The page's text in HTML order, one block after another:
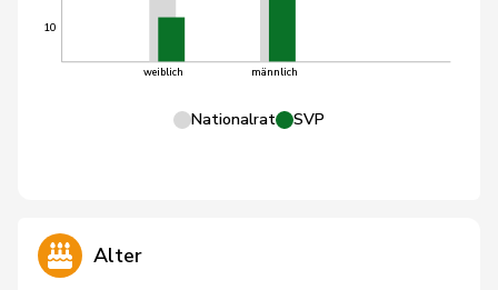
10
weiblich männlich
Nationalrat SVP
Alter